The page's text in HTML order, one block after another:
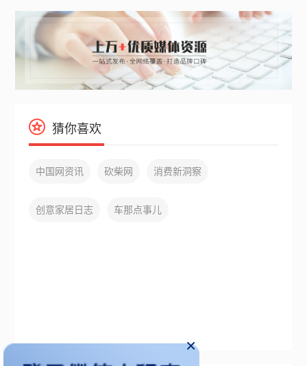
猜你喜欢
中国网资讯 砍柴网 消费新洞察
创意家居日志 车那点事儿
×